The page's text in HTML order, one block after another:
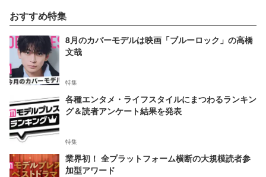
おすすめ特集
8月のカバーモデルは映画「ブルーロック」の高橋
文哉
特集
各種エンタメ・ライフスタイルにまつわるランキン
グ＆読者アンケート結果を発表
特集
業界初！ 全プラットフォーム横断の大規模読者参
加型アワード